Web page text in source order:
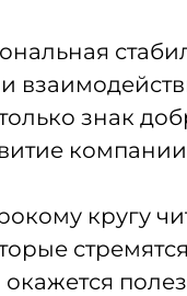
знак
кругу